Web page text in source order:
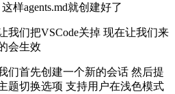
样agents.md就创建好了
我们把VSCode关掉 现在让我们来
会生效
们首先创建一个新的会话 然后提
题切换选项 支持用户在浅色模式